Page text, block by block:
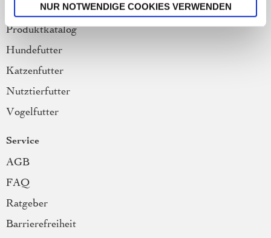
NUR NOTWENDIGE COOKIES VERWENDEN
Bio-Tierfutter
Produktkatalog
Hundefutter
Katzenfutter
Nutztierfutter
Vogelfutter
Service
AGB
FAQ
Ratgeber
Barrierefreiheit